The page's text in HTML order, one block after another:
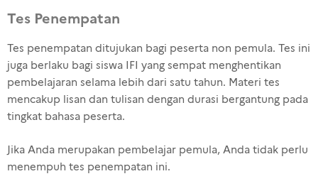
Tes Penempatan
Tes penempatan ditujukan bagi peserta non pemula. Tes ini
juga berlaku bagi siswa IFI yang sempat menghentikan
pembelajaran selama lebih dari satu tahun. Materi tes
mencakup lisan dan tulisan dengan durasi bergantung pada
tingkat bahasa peserta.
Jika Anda merupakan pembelajar pemula, Anda tidak perlu
menempuh tes penempatan ini.